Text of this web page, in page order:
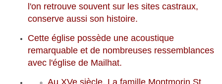
l'on retrouve souvent sur les sites castraux,
conserve aussi son histoire.
Cette église possède une acoustique
remarquable et de nombreuses ressemblances
avec l'église de Mailhat.